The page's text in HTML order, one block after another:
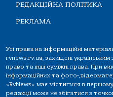
РЕДАКЦІЙНА ПОЛІТИКА
РЕКЛАМА
Усі права на інформаційні
rvnews.rv.ua, захищені
право та інші суміжні права. При
інформаційних та фото-
«RvNews» має міститися в
редакції може не збігатися з